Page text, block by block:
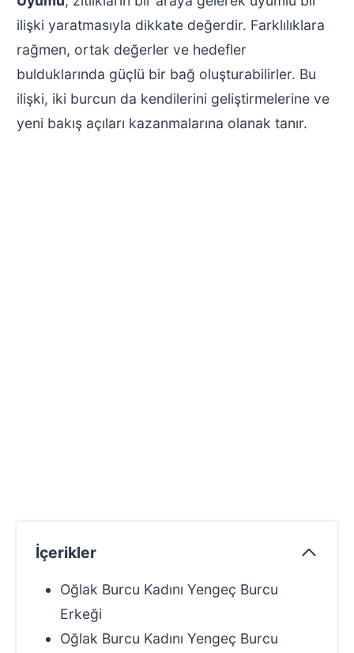
ilişki yaratmasıyla dikkate değerdir. Farklılıklara
rağmen, ortak değerler ve hedefler
bulduklarında güçlü bir bağ oluşturabilirler. Bu
ilişki, iki burcun da kendilerini geliştirmelerine ve
yeni bakış açıları kazanmalarına olanak tanır.
İçerikler
Oğlak Burcu Kadını Yengeç Burcu
Erkeği
Oğlak Burcu Kadını Yengeç Burcu